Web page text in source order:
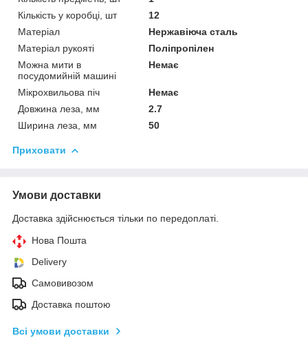
Кількість у коробці, шт
12
Матеріал
Нержавіюча сталь
Матеріал рукояті
Поліпропілен
Можна мити в
посудомийній машині
Немає
Мікрохвильова піч
Немає
Довжина леза, мм
2.7
Ширина леза, мм
50
Приховати
Умови доставки
Доставка здійснюється тільки по передоплаті.
Нова Пошта
Delivery
Самовивозом
Доставка поштою
Всі умови доставки